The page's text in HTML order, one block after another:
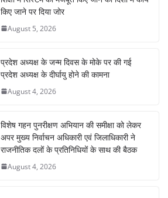
किए जाने पर दिया जोर
August 5, 2026
प्रदेश अध्यक्ष के जन्म दिवस के मोके पर की गई
प्रदेश अध्यक्ष के दीर्घायु होने की कामना
August 4, 2026
विशेष गहन पुनरीक्षण अभियान की समीक्षा को लेकर
अपर मुख्य निर्वाचन अधिकारी एवं जिलाधिकारी ने
राजनीतिक दलों के प्रतिनिधियों के साथ की बैठक
August 4, 2026